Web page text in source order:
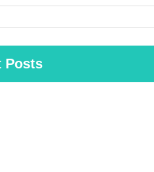
Posts